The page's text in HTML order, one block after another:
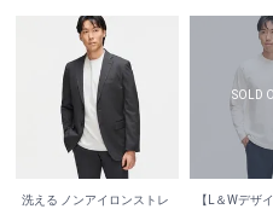
洗える ノンアイロンストレ
【L＆Wデザ